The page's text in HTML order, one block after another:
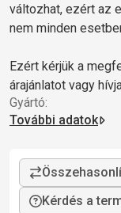
változhat, ezért az
nem minden
Ezért kérjük a
árajánlatot vagy
Gyártó:
További adatok
Kérdés a